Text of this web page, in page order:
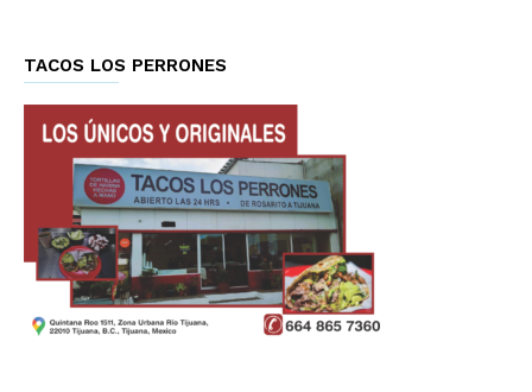
TACOS LOS PERRONES